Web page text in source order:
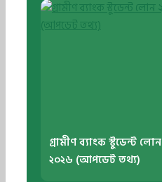
গ্রামীণ ব্যাংক স্টুডেন্ট লোন
২০২৬ (আপডেট তথ্য)